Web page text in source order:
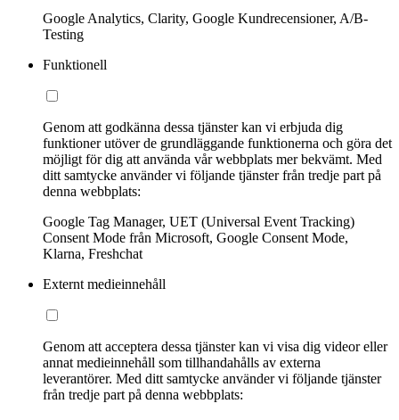
Google Analytics, Clarity, Google Kundrecensioner, A/B-
Testing
Funktionell
Genom att godkänna dessa tjänster kan vi erbjuda dig
funktioner utöver de grundläggande funktionerna och göra det
möjligt för dig att använda vår webbplats mer bekvämt. Med
ditt samtycke använder vi följande tjänster från tredje part på
denna webbplats:
Google Tag Manager, UET (Universal Event Tracking)
Consent Mode från Microsoft, Google Consent Mode,
Klarna, Freshchat
Externt medieinnehåll
Genom att acceptera dessa tjänster kan vi visa dig videor eller
annat medieinnehåll som tillhandahålls av externa
leverantörer. Med ditt samtycke använder vi följande tjänster
från tredje part på denna webbplats: